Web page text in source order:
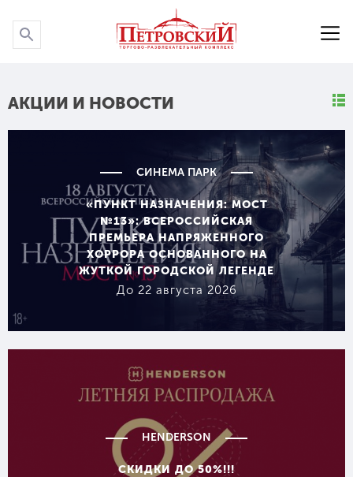
АКЦИИ И НОВОСТИ
СИНЕМА ПАРК
«ПУНКТ НАЗНАЧЕНИЯ: МОСТ
№13»: ВСЕРОССИЙСКАЯ
ПРЕМЬЕРА НАПРЯЖЕННОГО
ХОРРОРА ОСНОВАННОГО НА
ЖУТКОЙ ГОРОДСКОЙ ЛЕГЕНДЕ
До 22 августа 2026
HENDERSON
СКИДКИ ДО 50%!!!